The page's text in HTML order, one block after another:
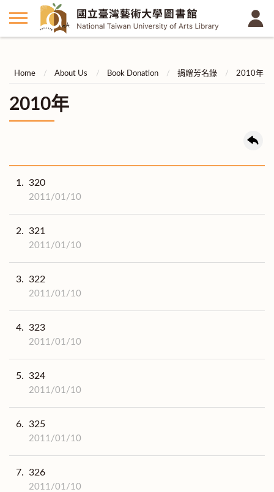
Home About Us Book Donation 捐贈芳名錄 2010年
2010年
1. 320
2011/01/10
2. 321
2011/01/10
3. 322
2011/01/10
4. 323
2011/01/10
5. 324
2011/01/10
6. 325
2011/01/10
7. 326
2011/01/10